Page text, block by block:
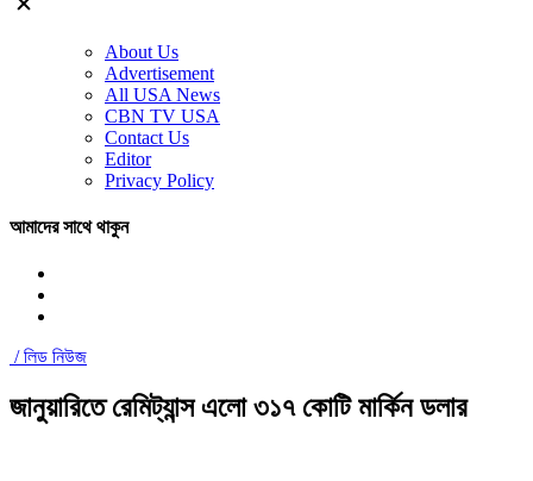
About Us
Advertisement
All USA News
CBN TV USA
Contact Us
Editor
Privacy Policy
আমাদের সাথে থাকুন
/লিড নিউজ
জানুয়ারিতে রেমিট্যান্স এলো ৩১৭ কোটি মার্কিন ডলার